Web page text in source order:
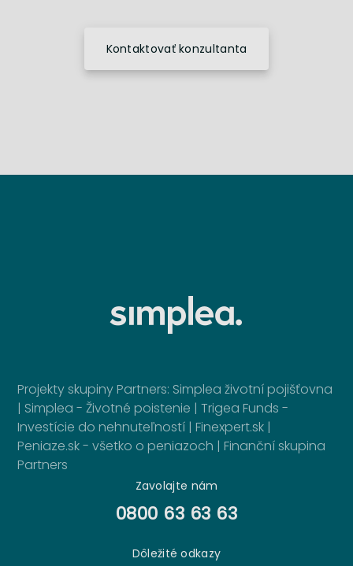
Kontaktovať konzultanta
Dôležité odkazy
Zavolajte nám
0800 63 63 63
Projekty skupiny Partners: Simplea životní pojišťovna
| Simplea - Životné poistenie |Trigea Funds -
Investície do nehnuteľností |Finexpert.sk |
Peniaze.sk - všetko o peniazoch |Finanční skupina
Partners